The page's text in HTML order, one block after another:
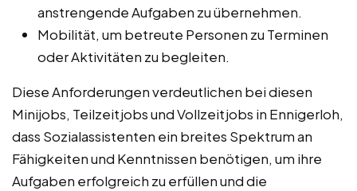
anstrengende Aufgaben zu übernehmen.
Mobilität, um betreute Personen zu Terminen
oder Aktivitäten zu begleiten.
Diese Anforderungen verdeutlichen bei diesen
Minijobs, Teilzeitjobs und Vollzeitjobs in Ennigerloh,
dass Sozialassistenten ein breites Spektrum an
Fähigkeiten und Kenntnissen benötigen, um ihre
Aufgaben erfolgreich zu erfüllen und die